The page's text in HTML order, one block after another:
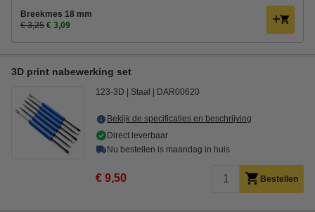
Breekmes 18 mm
€ 3,25 € 3,09
3D print nabewerking set
123-3D Staal DAR00620
Bekijk de specificaties en beschrijving
Direct leverbaar
Nu bestellen is maandag in huis
€ 9,50 Bestellen